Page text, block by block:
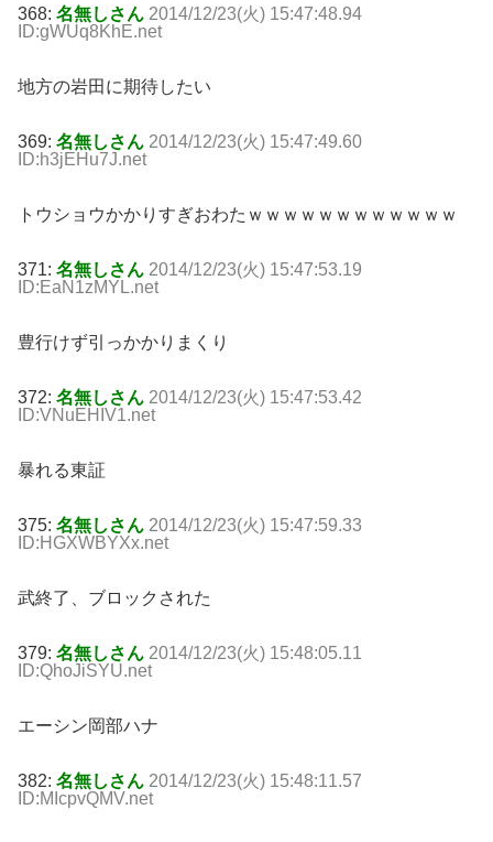
368: 名無しさん 2014/12/23(火) 15:47:48.94
ID:gWUq8KhE.net
地方の岩田に期待したい
369: 名無しさん 2014/12/23(火) 15:47:49.60
ID:h3jEHu7J.net
トウショウかかりすぎおわたｗｗｗｗｗｗｗｗｗｗｗｗ
371: 名無しさん 2014/12/23(火) 15:47:53.19
ID:EaN1zMYL.net
豊行けず引っかかりまくり
372: 名無しさん 2014/12/23(火) 15:47:53.42
ID:VNuEHIV1.net
暴れる東証
375: 名無しさん 2014/12/23(火) 15:47:59.33
ID:HGXWBYXx.net
武終了、ブロックされた
379: 名無しさん 2014/12/23(火) 15:48:05.11
ID:QhoJiSYU.net
エーシン岡部ハナ
382: 名無しさん 2014/12/23(火) 15:48:11.57
ID:MIcpvQMV.net